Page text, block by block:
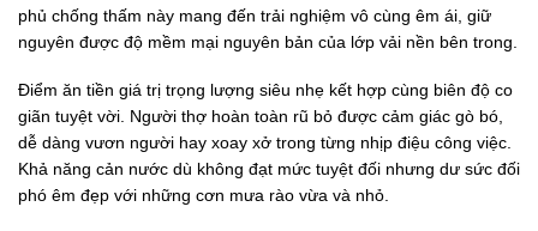
phủ chống thấm này mang đến trải nghiệm vô cùng êm ái, giữ
nguyên được độ mềm mại nguyên bản của lớp vải nền bên trong.
Điểm ăn tiền giá trị trọng lượng siêu nhẹ kết hợp cùng biên độ co
giãn tuyệt vời. Người thợ hoàn toàn rũ bỏ được cảm giác gò bó,
dễ dàng vươn người hay xoay xở trong từng nhịp điệu công việc.
Khả năng cản nước dù không đạt mức tuyệt đối nhưng dư sức đối
phó êm đẹp với những cơn mưa rào vừa và nhỏ.